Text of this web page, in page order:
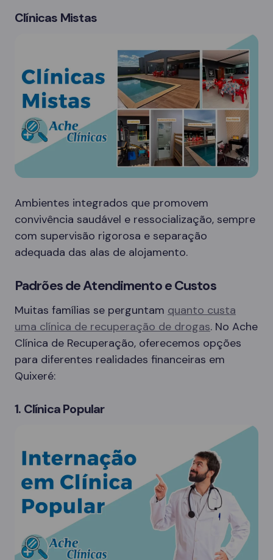
Clínicas Mistas
Ambientes integrados que promovem
convivência saudável e ressocialização, sempre
com supervisão rigorosa e separação
adequada das alas de alojamento.
Padrões de Atendimento e Custos
Muitas famílias se perguntam quanto custa
uma clínica de recuperação de drogas. No Ache
Clínica de Recuperação, oferecemos opções
para diferentes realidades financeiras em
Quixeré:
1. Clínica Popular